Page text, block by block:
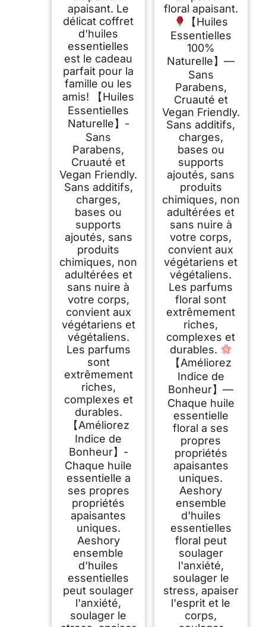
apaisant. Le
délicat coffret
d'huiles
essentielles
est le cadeau
parfait pour la
famille ou les
amis! 【Huiles
Essentielles
Naturelle】-
Sans
Parabens,
Cruauté et
Vegan Friendly.
Sans additifs,
charges,
bases ou
supports
ajoutés, sans
produits
chimiques, non
adultérées et
sans nuire à
votre corps,
convient aux
végétariens et
végétaliens.
Les parfums
sont
extrêmement
riches,
complexes et
durables.
【Améliorez
Indice de
Bonheur】-
Chaque huile
essentielle a
ses propres
propriétés
apaisantes
uniques.
Aeshory
ensemble
d'huiles
essentielles
peut soulager
l'anxiété,
soulager le
floral apaisant.
【Huiles
Essentielles
100%
Naturelle】—
Sans
Parabens,
Cruauté et
Vegan Friendly.
Sans additifs,
charges,
bases ou
supports
ajoutés, sans
produits
chimiques, non
adultérées et
sans nuire à
votre corps,
convient aux
végétariens et
végétaliens.
Les parfums
floral sont
extrêmement
riches,
complexes et
durables.
【Améliorez
Indice de
Bonheur】—
Chaque huile
essentielle
floral a ses
propres
propriétés
apaisantes
uniques.
Aeshory
ensemble
d'huiles
essentielles
floral peut
soulager
l'anxiété,
soulager le
stress, apaiser
l'esprit et le
corps,